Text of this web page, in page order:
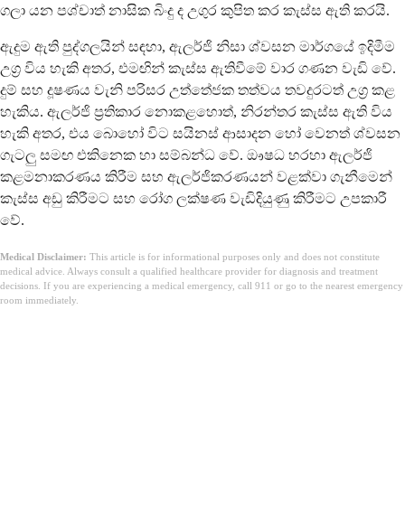
ගලා යන පශ්චාත් නාසික බිංදු ද උගුර කුපිත කර කැස්ස ඇති කරයි.
ඇදුම ඇති පුද්ගලයින් සඳහා, ඇලර්ජි නිසා ශ්වසන මාර්ගයේ ඉදිමීම
උග්‍ර විය හැකි අතර, එමඟින් කැස්ස ඇතිවීමේ වාර ගණන වැඩි වේ.
දුම් සහ දූෂණය වැනි පරිසර උත්තේජක තත්වය තවදුරටත් උග්‍ර කළ
හැකිය. ඇලර්ජි ප්‍රතිකාර නොකළහොත්, නිරන්තර කැස්ස ඇති විය
හැකි අතර, එය බොහෝ විට සයිනස් ආසාදන හෝ වෙනත් ශ්වසන
ගැටලු සමඟ එකිනෙක හා සම්බන්ධ වේ. ඖෂධ හරහා ඇලර්ජි
කළමනාකරණය කිරීම සහ ඇලර්ජිකරණයන් වළක්වා ගැනීමෙන්
කැස්ස අඩු කිරීමට සහ රෝග ලක්ෂණ වැඩිදියුණු කිරීමට උපකාරී
වේ.
Medical Disclaimer: This article is for informational purposes only and does not constitute
medical advice. Always consult a qualified healthcare provider for diagnosis and treatment
decisions. If you are experiencing a medical emergency, call 911 or go to the nearest emergency
room immediately.